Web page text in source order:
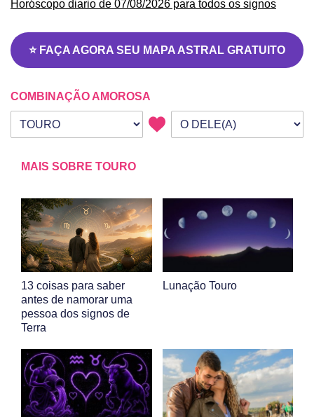
Horóscopo diario de 07/08/2026 para todos os signos
⭐ FAÇA AGORA SEU MAPA ASTRAL GRATUITO
COMBINAÇÃO AMOROSA
Seu signo
Signo da outra pessoa
MAIS SOBRE TOURO
13 coisas para saber
antes de namorar uma
pessoa dos signos de
Terra
Lunação Touro